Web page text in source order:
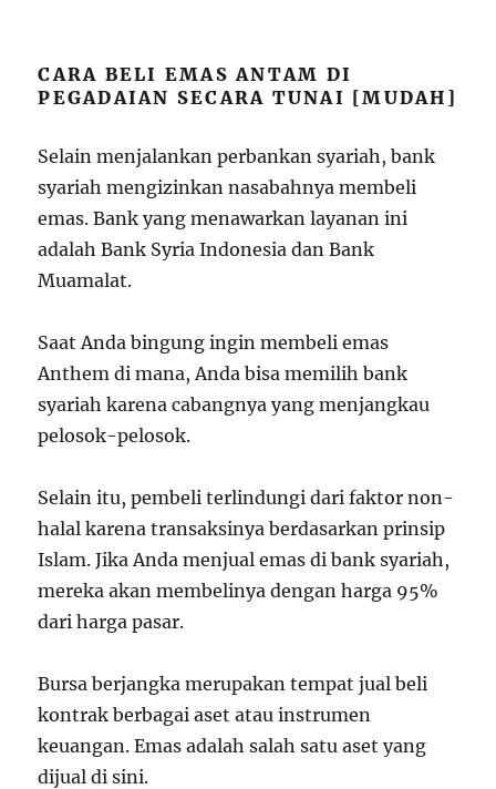
CARA BELI EMAS ANTAM DI
PEGADAIAN SECARA TUNAI [MUDAH]
Selain menjalankan perbankan syariah, bank
syariah mengizinkan nasabahnya membeli
emas. Bank yang menawarkan layanan ini
adalah Bank Syria Indonesia dan Bank
Muamalat.
Saat Anda bingung ingin membeli emas
Anthem di mana, Anda bisa memilih bank
syariah karena cabangnya yang menjangkau
pelosok-pelosok.
Selain itu, pembeli terlindungi dari faktor non-
halal karena transaksinya berdasarkan prinsip
Islam. Jika Anda menjual emas di bank syariah,
mereka akan membelinya dengan harga 95%
dari harga pasar.
Bursa berjangka merupakan tempat jual beli
kontrak berbagai aset atau instrumen
keuangan. Emas adalah salah satu aset yang
dijual di sini.